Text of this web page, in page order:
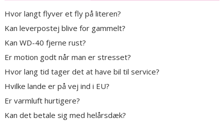
Hvor langt flyver et fly på literen?
Kan leverpostej blive for gammelt?
Kan WD-40 fjerne rust?
Er motion godt når man er stresset?
Hvor lang tid tager det at have bil til service?
Hvilke lande er på vej ind i EU?
Er varmluft hurtigere?
Kan det betale sig med helårsdæk?